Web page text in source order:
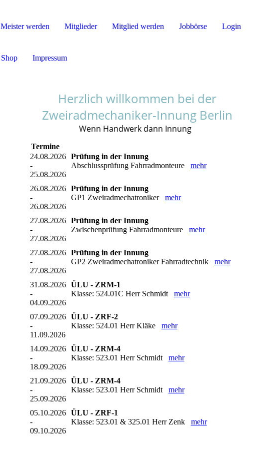
Meister werden Mitglieder Mitglied werden Jobbörse Login
Shop Impressum
Herzlich willkommen bei der
Zweiradmechaniker-Innung Berlin
Wenn Handwerk dann Innung
Termine
24.08.2026
-
25.08.2026
Prüfung in der Innung
Abschlussprüfung Fahrradmonteure mehr
26.08.2026
-
26.08.2026
Prüfung in der Innung
GP1 Zweiradmechatroniker mehr
27.08.2026
-
27.08.2026
Prüfung in der Innung
Zwischenprüfung Fahrradmonteure mehr
27.08.2026
-
27.08.2026
Prüfung in der Innung
GP2 Zweiradmechatroniker Fahrradtechnik mehr
31.08.2026
-
04.09.2026
ÜLU - ZRM-1
Klasse: 524.01C Herr Schmidt mehr
07.09.2026
-
11.09.2026
ÜLU - ZRF-2
Klasse: 524.01 Herr Kläke mehr
14.09.2026
-
18.09.2026
ÜLU - ZRM-4
Klasse: 523.01 Herr Schmidt mehr
21.09.2026
-
25.09.2026
ÜLU - ZRM-4
Klasse: 523.01 Herr Schmidt mehr
05.10.2026
-
09.10.2026
ÜLU - ZRF-1
Klasse: 523.01 & 325.01 Herr Zenk mehr